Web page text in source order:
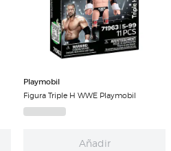
Playmobil
Figura Triple H WWE Playmobil
Añadir